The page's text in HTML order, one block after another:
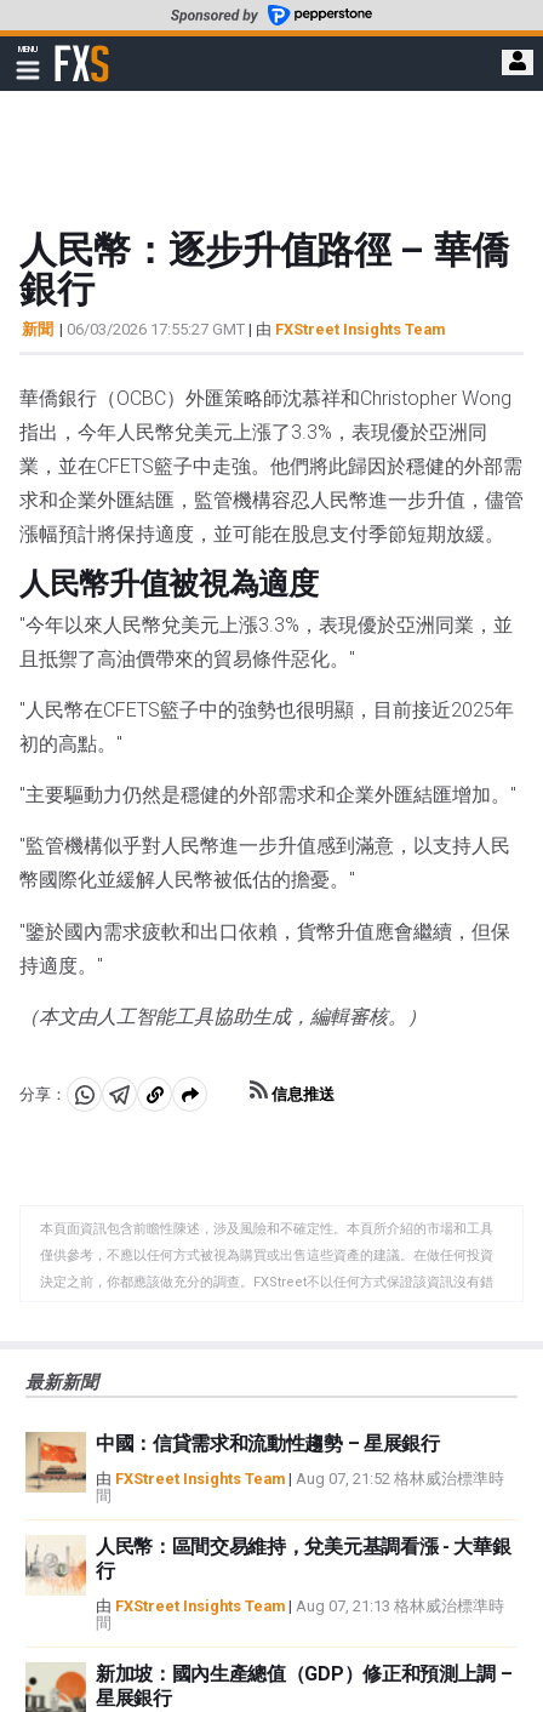
至
要
MENU
顯
示
FXStreet
人民幣：逐步升值路徑 – 華僑
銀行
新聞 | 06/03/2026 17:55:27 GMT | 由 FXStreet Insights Team
華僑銀行（OCBC）外匯策略師沈慕祥和Christopher Wong
指出，今年人民幣兌美元上漲了3.3%，表現優於亞洲同
業，並在CFETS籃子中走強。他們將此歸因於穩健的外部需
求和企業外匯結匯，監管機構容忍人民幣進一步升值，儘管
漲幅預計將保持適度，並可能在股息支付季節短期放緩。
人民幣升值被視為適度
"今年以來人民幣兌美元上漲3.3%，表現優於亞洲同業，並
且抵禦了高油價帶來的貿易條件惡化。"
"人民幣在CFETS籃子中的強勢也很明顯，目前接近2025年
初的高點。"
"主要驅動力仍然是穩健的外部需求和企業外匯結匯增加。"
"監管機構似乎對人民幣進一步升值感到滿意，以支持人民
幣國際化並緩解人民幣被低估的擔憂。"
"鑒於國內需求疲軟和出口依賴，貨幣升值應會繼續，但保
持適度。"
（本文由人工智能工具協助生成，編輯審核。）
分享：
分 分 複
板
信息推送
本頁面資訊包含前瞻性陳述，涉及風險和不確定性。本頁所介紹的市場和工具
僅供參考，不應以任何方式被視為購買或出售這些資產的建議。在做任何投資
決定之前，你都應該做充分的調查。FXStreet不以任何方式保證該資訊沒有錯
觀點，並不代表FXStreet或其廣告商的官方政策或立場。作者不對本頁連結的
如果文章正文中沒有明確提到，在撰寫本文時，作者在本文中提到的任何股票
中都沒有頭寸，也沒有與文中提到的任何公司有業務關係。除了FXStreet，作
者沒有收到撰寫這篇文章的報酬。
FXStreet和作者不提供個性化的建議。作者對該資訊的準確性、完整性或適用
性不作任何陳述。FXStreet和作者將不承擔任何錯誤，遺漏或任何損失，傷害
或損害由此資訊及其顯示或使用引起的。錯誤和遺漏除外。本文作者和
FXStreet並非註冊投資顧問，本文內容無意提供任何投資建議。
最新新聞
中國：信貸需求和流動性趨勢 – 星展銀行
由 FXStreet Insights Team | Aug 07, 21:52 格林威治標準時
間
人民幣：區間交易維持，兌美元基調看漲 - 大華銀
行
由 FXStreet Insights Team | Aug 07, 21:13 格林威治標準時
間
新加坡：國內生產總值（GDP）修正和預測上調 –
星展銀行